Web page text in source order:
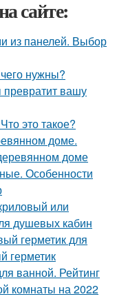
сайте:
из панелей. Выбор
нужны?
вашу
это такое?
доме.
доме
Особенности
или
душевых кабин
герметик для
герметик
ванной. Рейтинг
комнаты на 2022